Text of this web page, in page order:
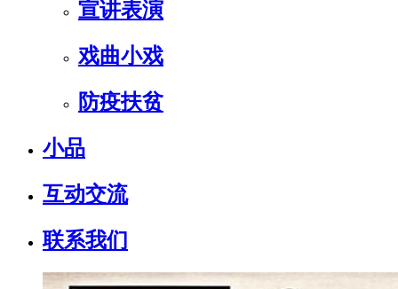
宣讲表演
戏曲小戏
防疫扶贫
小品
互动交流
联系我们